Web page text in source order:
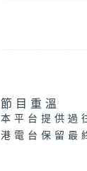
節目重溫
本平台提供過
港電台保留最